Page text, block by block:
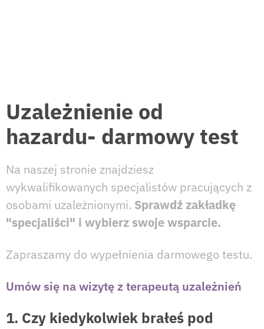
Uzależnienie od
hazardu- darmowy test
Na naszej stronie znajdziesz
wykwalifikowanych specjalistów pracujących z
osobami uzależnionymi. Sprawdź zakładkę
"specjaliści" i wybierz swoje wsparcie.
Zapraszamy do wypełnienia darmowego testu.
Umów się na wizytę z terapeutą uzależnień
1. Czy kiedykolwiek brałeś pod